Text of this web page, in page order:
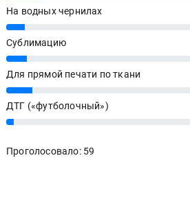
На водных чернилах
7%
Сублимацию
8%
Для прямой печати по ткани
10%
ДТГ («футболочный»)
3%
Проголосовало: 59